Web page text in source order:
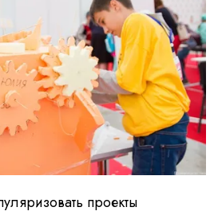
проекты